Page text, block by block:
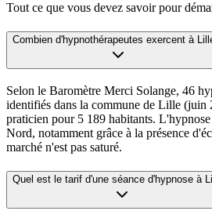
Tout ce que vous devez savoir pour
Combien d'hypnothérapeutes exercent à
Selon le Baromètre Merci Solange, 46
identifiés dans la commune de Lille (juin
praticien pour 5 189 habitants.
Nord, notamment grâce à la présence
marché n'est pas saturé.
Quel est le tarif d'une séance d'hypnose à